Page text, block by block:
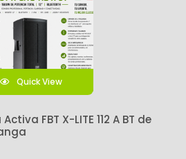
Quick View
FBT X-LITE 112 A BT de